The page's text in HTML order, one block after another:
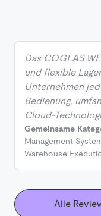
Das COGLAS
und flexible
Unternehmen
Bedienung,
Cloud-
Gemeinsame
Management
Warehouse
Alle